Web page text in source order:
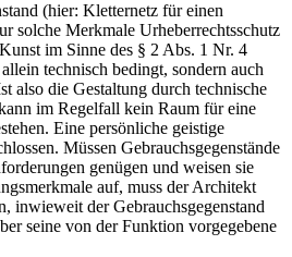
(hier: Kletternetz für einen
solche Merkmale Urheberrechtsschutz
im Sinne des § 2 Abs. 1 Nr. 4
technisch bedingt, sondern auch
also die Gestaltung durch technische
im Regelfall kein Raum für eine
Eine persönliche geistige
Müssen Gebrauchsgegenstände
genügen und weisen sie
auf, muss der Architekt
inwieweit der Gebrauchsgegenstand
seine von der Funktion vorgegebene